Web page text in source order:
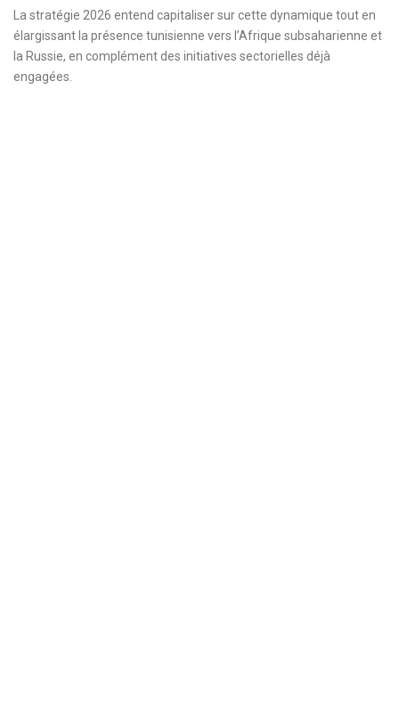
La stratégie 2026 entend capitaliser sur cette dynamique tout en
élargissant la présence tunisienne vers l’Afrique subsaharienne et
la Russie, en complément des initiatives sectorielles déjà
engagées.